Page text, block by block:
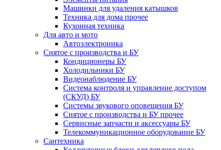
Машинки для удаления катышков
Техника для дома прочее
Кухонная техника
Для авто и мото
Автоэлектроника
Снятое с производства и БУ
Кондиционеры БУ
Холодильники БУ
Видеонаблюдение БУ
Система контроля и управление доступом
(СКУД) БУ
Системы звукового оповещения БУ
Снятое с производства и БУ прочее
Сервисные запчасти и аксессуары БУ
Телекоммуникационное оборудование БУ
Сантехника